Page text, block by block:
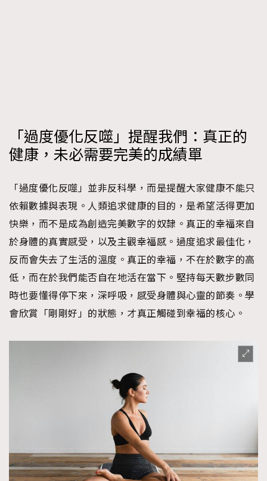
TRENDING
AFrenchMind
DressLikeAParisienne
EmpowerF
FashionWeek FigaroAesthetic
「過度優化反噬」提醒我們：真正的
健康，未必需要完美的成績單
「過度優化反噬」並非反科學，而是提醒大家健康不能只
依賴數據與表現。人類追求健康的目的，是希望活得更加
快樂，而不是成為創造完美數字的奴隸。真正的幸福來自
於身體的真實感受，以及主觀幸福感。過度追求最佳化，
反而會失去了生活的溫度。真正的幸福，不在於數字的高
低，而在於我們能否自在地活在當下。堅持每天數步數同
時也要懂得停下來，深呼吸，感受身體與心靈的節奏。學
會欣賞「剛剛好」的狀態，才真正觸碰到幸福的核心。